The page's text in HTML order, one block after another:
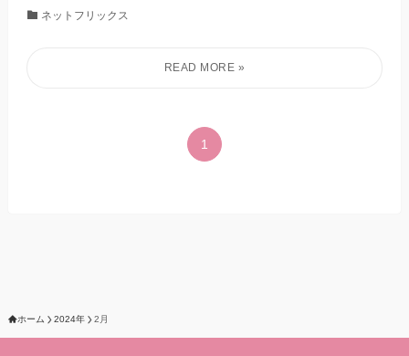
ネットフリックス
1
ホーム 2024年 2月